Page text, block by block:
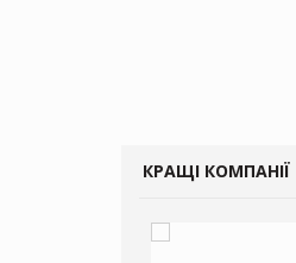
КРАЩІ КОМПАНІЇ